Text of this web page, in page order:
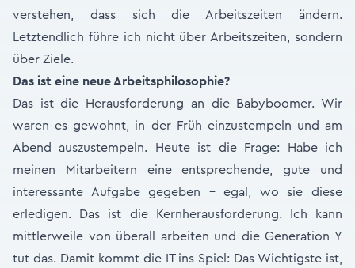
verstehen, dass sich die Arbeitszeiten ändern.
Letztendlich führe ich nicht über Arbeitszeiten, sondern
über Ziele.
Das ist eine neue Arbeitsphilosophie?
Das ist die Herausforderung an die Babyboomer. Wir
waren es gewohnt, in der Früh einzustempeln und am
Abend auszustempeln. Heute ist die Frage: Habe ich
meinen Mitarbeitern eine entsprechende, gute und
interessante Aufgabe gegeben – egal, wo sie diese
erledigen. Das ist die Kernherausforderung. Ich kann
mittlerweile von überall arbeiten und die Generation Y
tut das. Damit kommt die IT ins Spiel: Das Wichtigste ist,